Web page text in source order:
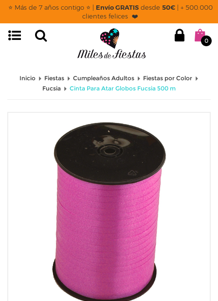
⭐ Más de 7 años contigo ⭐ | Envío GRATISdesde 50€| + 500.000
clientes felices ❤️
0
Inicio Fiestas Cumpleaños Adultos
Fiestas por Color
Fucsia
Cinta Para Atar Globos Fucsia 500 m